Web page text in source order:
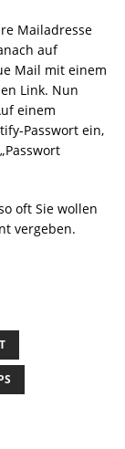
Mailadresse
auf
Mail mit einem
Link. Nun
einem
Passwort ein,
oft Sie wollen
vergeben.